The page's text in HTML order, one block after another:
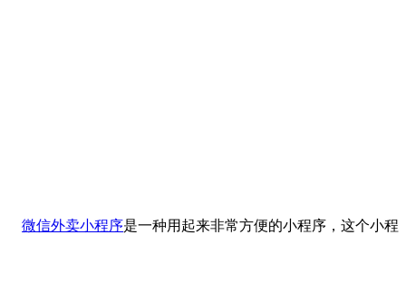
微信外卖小程序是一种用起来非常方便的小程序，这个小程